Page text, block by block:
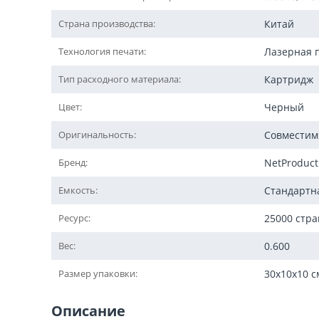
Страна производства: Китай
Технология печати: Лазерная
Тип расходного материала: Картридж
Цвет: Черный
Оригинальность:
Бренд: NetProduct
Емкость:
Ресурс: 25000
Вес: 0.600
Размер упаковки: 30x10x10
Описание